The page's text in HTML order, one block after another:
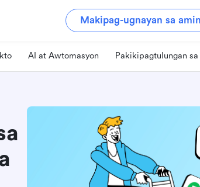
Makipag-ugnayan sa amin
AI at Awtomasyon Pakikipagtulungan sa